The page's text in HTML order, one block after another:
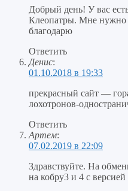
Добрый день! У вас
Клеопатры. Мне нужно
благодарю
Ответить
Денис:
01.10.2018 в 19:33
прекрасный сайт —
лохотронов-
Ответить
Артем:
07.02.2019 в 22:09
Здравствуйте. На
на кобру3 и 4 с версией